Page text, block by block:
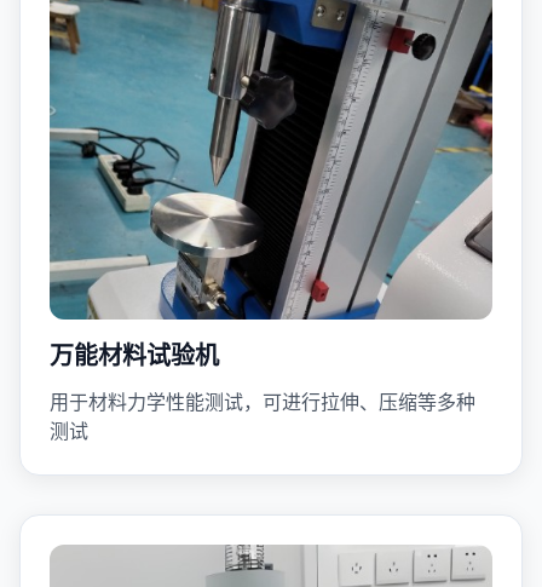
万能材料试验机
用于材料力学性能测试，可进行拉伸、压缩等多种
测试